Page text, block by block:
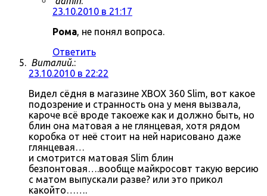
23.10.2010 в 21:17
Рома, не понял вопроса.
Ответить
Виталий.:
23.10.2010 в 22:22
Видел сёдня в магазине XBOX 360 Slim, вот какое
подозрение и странность она у меня вызвала,
кароче всё вроде такоеже как и должно быть, но
блин она матовая а не глянцевая, хотя рядом
коробка от неё стоит на ней нарисовано даже
глянцевая…
и смотрится матовая Slim блин
безпонтовая….вообще майкросовт такую версию
с матом выпускали разве? или это прикол
какойто…….